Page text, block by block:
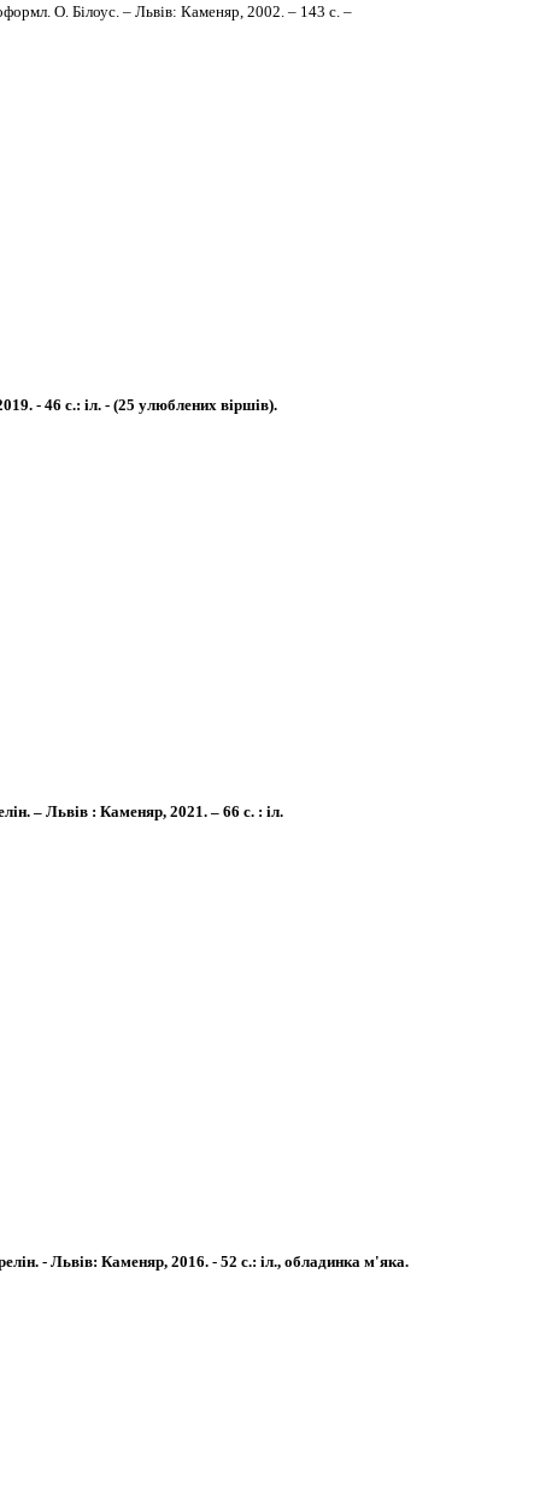
О. Білоус. – Львів: Каменяр, 2002. – 143 с. –
- 46 с.: іл. - (25 улюблених віршів).
– Львів : Каменяр, 2021. – 66 с. : іл.
- Львів: Каменяр, 2016. - 52 с.: іл., обладинка м'яка.